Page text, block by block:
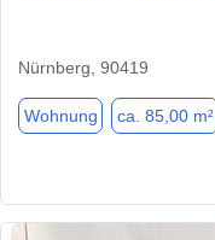
Nürnberg, 90419
Wohnung ca. 85,00 m²